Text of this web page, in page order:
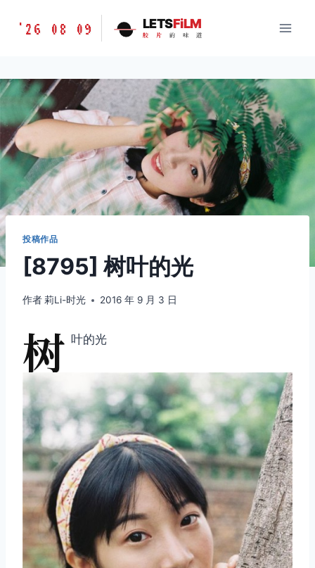
胶
味
道
LETSFILM
'26 08 09 LETSFiLM
胶 片 的 味 道
投稿作品
[8795] 树叶的光
作者 莉Li-时光 2016 年 9 月 3 日
树 叶的光